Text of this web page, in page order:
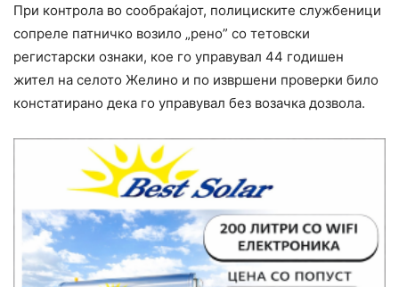
При контрола во сообраќајот, полициските службеници
сопреле патничко возило „рено” со тетовски
регистарски ознаки, кое го управувал 44 годишен
жител на селото Желино и по извршени проверки било
констатирано дека го управувал без возачка дозвола.